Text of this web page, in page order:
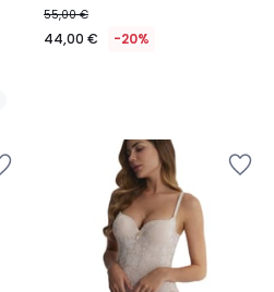
55,00 €
44,00 € -20%